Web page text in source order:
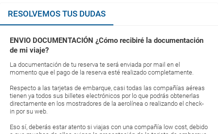
RESOLVEMOS TUS DUDAS
ENVIO DOCUMENTACIÓN ¿Cómo recibiré la documentación
de mi viaje?
La documentación de tu reserva te será enviada por mail en el
momento que el pago de la reserva esté realizado completamente.
Respecto a las tarjetas de embarque, casi todas las compañías aéreas
tienen ya todos sus billetes electrónicos por lo que podrás obtenerlas
directamente en los mostradores de la aerolínea o realizando el check-
in por su web.
Eso sí, deberás estar atento si viajas con una compañía low cost, debido